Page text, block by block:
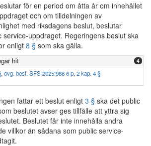
för en period om åtta år om innehållet
och om tilldelningen av
med riksdagens beslut, beslutar
service-uppdraget. Regeringens beslut ska
enligt 8 § som ska gälla.
hit 4
, övg. best. SFS 2025:986 6 p, 2 kap. 4 §
fattar ett beslut enligt 3 § ska det public
beslutet avser ges tillfälle att yttra sig
Beslutet får inte innehålla andra
villkor än sådana som public service-